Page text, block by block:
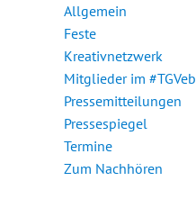
Allgemein
Feste
Kreativnetzwerk
Mitglieder im #TGVeb
Pressemitteilungen
Pressespiegel
Termine
Zum Nachhören